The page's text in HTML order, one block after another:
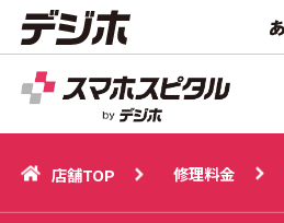
店舗TOP
店舗TOP 修理料金